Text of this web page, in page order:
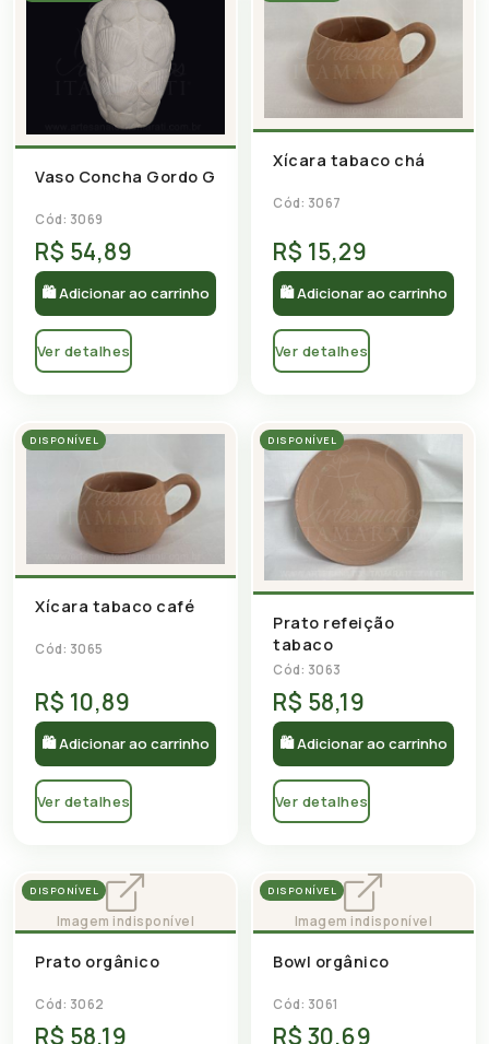
Vaso Concha Gordo G
Cód: 3069
R$ 54,89
🛍 Adicionar ao carrinho
Ver detalhes
Xícara tabaco chá
Cód: 3067
R$ 15,29
🛍 Adicionar ao carrinho
Ver detalhes
DISPONÍVEL
Xícara tabaco café
Cód: 3065
R$ 10,89
🛍 Adicionar ao carrinho
Ver detalhes
DISPONÍVEL
Prato refeição
tabaco
Cód: 3063
R$ 58,19
🛍 Adicionar ao carrinho
Ver detalhes
DISPONÍVEL
Prato orgânico
Cód: 3062
R$ 58,19
DISPONÍVEL
Bowl orgânico
Cód: 3061
R$ 30,69